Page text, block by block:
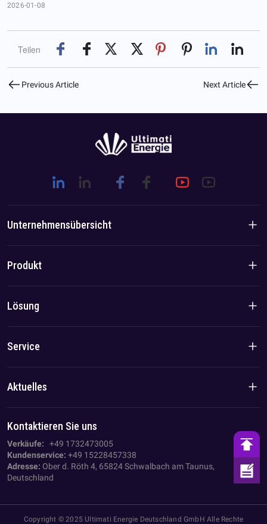
2026-01-08
Teilen
Previous Article Next Article
Unternehmensübersicht
Unternehmensvorstellung
Team-/Lokalvorteil
Produkt
Produkte für den Wohnbereich
Lösung
Lösung
Service
Datenschutzrichtlinie
AGB
Aktuelles
Unternehmens Nachrichten
Branchen-News
Kontaktieren Sie uns
Verkäufe:
+49 1732473005
Kundenservice: +49 15228457338
Adresse: Ober d. Röth 4, 65824 Schwalbach am Taunus,
Deutschland
Copyright © 2025 Ultimati Energie Deutschland GmbH Alle Rechte